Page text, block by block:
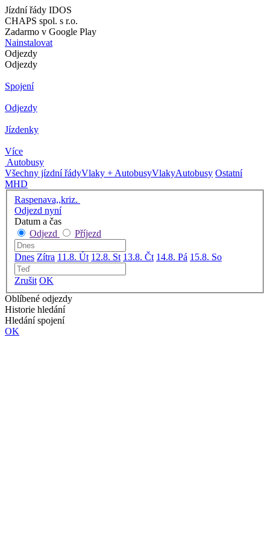
Jízdní řády IDOS
CHAPS spol. s r.o.
Zadarmo v Google Play
Nainstalovat
Odjezdy
Odjezdy
Spojení
Odjezdy
Jízdenky
Více
Autobusy
Všechny jízdní řádyVlaky + AutobusyVlakyAutobusy Ostatní
MHD
Raspenava,,kriz.
Odjezd nyní
Datum a čas
Odjezd
Příjezd
Dnes Zítra 11.8. Út 12.8. St 13.8. Čt 14.8. Pá 15.8. So
Zrušit OK
Oblíbené odjezdy
Historie hledání
Hledání spojení
OK